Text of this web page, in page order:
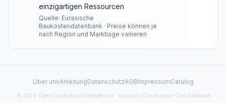
einzigartigen Ressourcen
Quelle: Eurasische
Baukostendatenbank · Preise können je
nach Region und Marktlage variieren
Über unsAnleitungDatenschutzAGBImpressumCatalog
© 2026 OpenConstructionEstimate.com · Eurasian Construction Cost Database